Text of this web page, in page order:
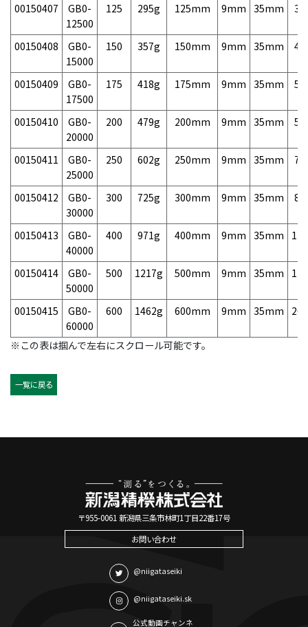
00150407
GB0-
12500
125 295g 125mm 9mm 35mm
00150408
GB0-
15000
150 357g 150mm 9mm 35mm
00150409
GB0-
17500
175 418g 175mm 9mm 35mm
00150410
GB0-
20000
200 479g 200mm 9mm 35mm
00150411
GB0-
25000
250 602g 250mm 9mm 35mm
00150412
GB0-
30000
300 725g 300mm 9mm 35mm
00150413
GB0-
40000
400 971g 400mm 9mm 35mm
00150414
GB0-
50000
500 1217g 500mm 9mm 35mm
00150415
GB0-
60000
600 1462g 600mm 9mm 35mm
※この表は掴んで左右にスクロール可能です。
一覧に戻る
〒955-0061 新潟県三条市林町1丁目22番17号
お問い合わせ
@niigataseiki
@niigataseiki.sk
公式動画チャンネ